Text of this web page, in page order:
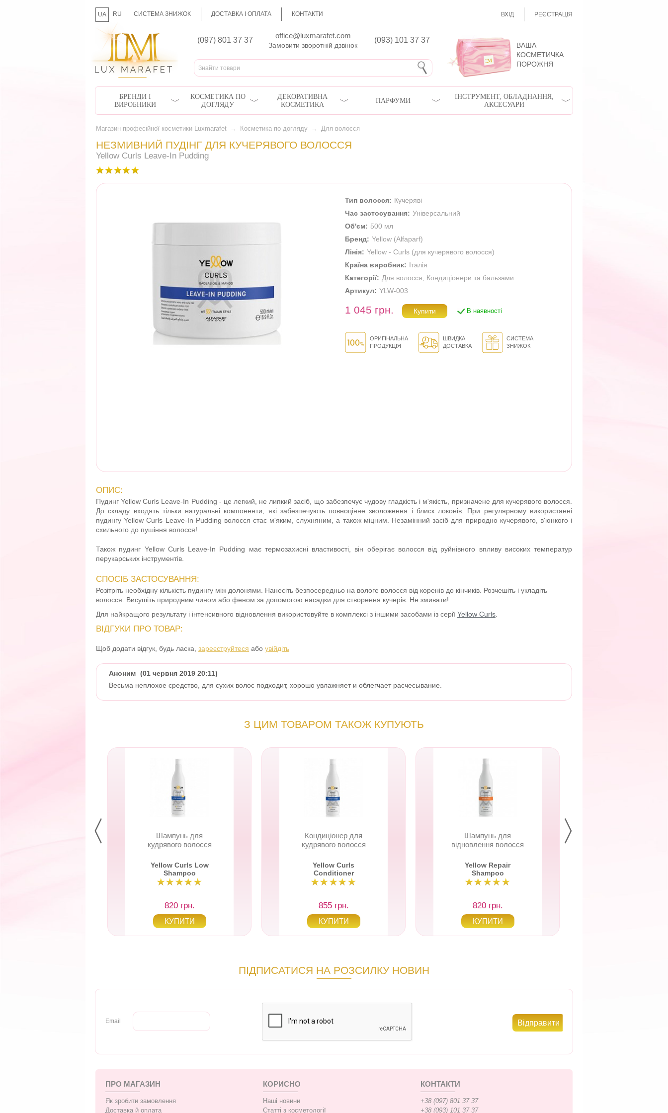
UA RU СИСТЕМА ЗНИЖОК ДОСТАВКА І ОПЛАТА КОНТАКТИ ВХІД РЕЄСТРАЦІЯ
(097) 801 37 37
office@luxmarafet.com
(093) 101 37 37
Замовити зворотній дзвінок
ВАША
КОСМЕТИЧКА
ПОРОЖНЯ
БРЕНДИ І
ВИРОБНИКИ
КОСМЕТИКА ПО
ДОГЛЯДУ
ДЕКОРАТИВНА
КОСМЕТИКА
ПАРФУМИ
ІНСТРУМЕНТ, ОБЛАДНАННЯ,
АКСЕСУАРИ
Магазин професійної косметики Luxmarafet → Косметика по догляду → Для волосся
НЕЗМИВНИЙ ПУДІНГ ДЛЯ КУЧЕРЯВОГО ВОЛОССЯ
Yellow Curls Leave-In Pudding
Тип волосся: Кучеряві
Час застосування: Універсальний
Об'єм: 500 мл
Бренд: Yellow (Alfaparf)
Лінія: Yellow - Curls (для кучерявого волосся)
Країна виробник: Італія
Категорії: Для волосся
Кондиціонери та бальзами
Артикул: YLW-003
1 045 грн. В наявності
ОРИГІНАЛЬНА
ПРОДУКЦІЯ
ШВИДКА
ДОСТАВКА
СИСТЕМА
ЗНИЖОК
ОПИС:
Пудинг Yellow Curls Leave-In Pudding - це легкий, не липкий засіб, що забезпечує чудову гладкість і м'якість, призначене для кучерявого волосся.
До складу входять тільки натуральні компоненти, які забезпечують повноцінне зволоження і блиск локонів. При регулярному використанні
пудингу Yellow Curls Leave-In Pudding волосся стає м'яким, слухняним, а також міцним. Незамінний засіб для природно кучерявого, в'юнкого і
схильного до пушіння волосся!
Також пудинг Yellow Curls Leave-In Pudding має термозахисні властивості, він оберігає волосся від руйнівного впливу високих температур
перукарських інструментів.
СПОСІБ ЗАСТОСУВАННЯ:
Розітріть необхідну кількість пудингу між долонями. Нанесіть безпосередньо на вологе волосся від коренів до кінчиків. Розчешіть і укладіть
волосся. Висушіть природним чином або феном за допомогою насадки для створення кучерів. Не змивати!
Для найкращого результату і інтенсивного відновлення використовуйте в комплексі з іншими засобами із серії Yellow Curls
ВІДГУКИ ПРО ТОВАР:
Щоб додати відгук, будь ласка, зареєструйтеся або увійдіть
Аноним (01 червня 2019 20:11)
Весьма неплохое средство, для сухих волос подходит, хорошо увлажняет и облегчает расчесывание.
З ЦИМ ТОВАРОМ ТАКОЖ КУПУЮТЬ
Шампунь для
кудрявого волосся
Yellow Curls Low
Shampoo
820 грн.
Кондиціонер для
кудрявого волосся
Yellow Curls
Conditioner
855 грн.
Шампунь для
відновлення волосся
Yellow Repair
Shampoo
820 грн.
ПІДПИСАТИСЯ НА РОЗСИЛКУ НОВИН
Email
ПРО МАГАЗИН
Як зробити замовлення
Доставка й оплата
КОРИСНО
Наші новини
Статті з косметології
КОНТАКТИ
+38 (097) 801 37 37
+38 (093) 101 37 37